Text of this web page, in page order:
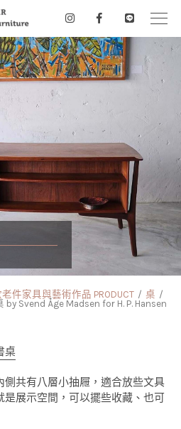
件家具與藝術作品 PRODUCT
桌
Svend Åge Madsen for H. P. Hansen
桌
側共有八層小抽屜，適合放些文具
是展示空間，可以擺些收藏、也可